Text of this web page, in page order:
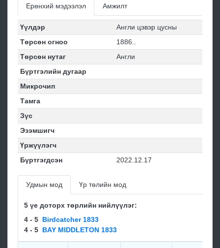
Ерөнхий мэдээлэл Амжилт
Үүлдэр
Англи цэвэр цусны
Төрсөн огноо
1886..
Төрсөн нутаг
Англи
Бүртгэлийн дугаар
Микрочип
Тамга
Зүс
Эзэмшигч
Үржүүлэгч
Бүртгэгдсэн
2022.12.17
Удмын мод Үр төлийн мод
5 үе доторх төрлийн нийлүүлэг:
4 - 5 Birdcatcher 1833
4 - 5 BAY MIDDLETON 1833